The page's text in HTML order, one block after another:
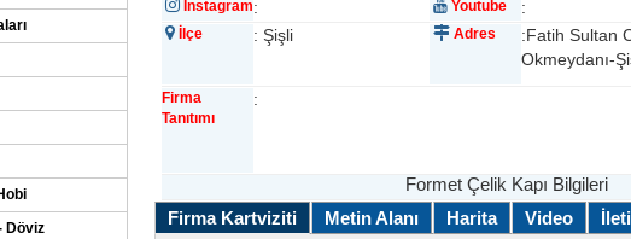
Döviz
İnstagram: Youtube :
İlçe : Şişli Adres
:Fatih Sultan
Okmeydanı-
Firma
Tanıtımı
:
Formet Çelik Kapı Bilgileri
Firma Kartviziti
Metin Alanı Harita Video